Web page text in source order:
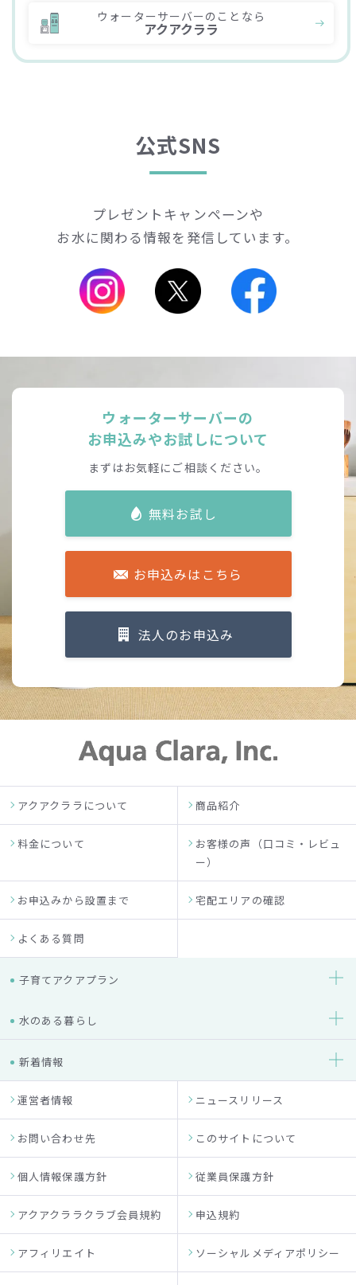
ウォーターサーバーのことなら
アクアクララ
公式SNS
プレゼントキャンペーンや
お水に関わる情報を発信しています。
ウォーターサーバーの
お申込みやお試しについて
まずはお気軽にご相談ください。
無料お試し
お申込みはこちら
法人のお申込み
アクアクララについて 商品紹介
料金について
お客様の声（口コミ・レビュ
ー）
お申込みから設置まで 宅配エリアの確認
よくある質問
子育てアクアプラン
水のある暮らし
新着情報
運営者情報 ニュースリリース
お問い合わせ先 このサイトについて
個人情報保護方針 従業員保護方針
アクアクララクラブ会員規約 申込規約
アフィリエイト ソーシャルメディアポリシー